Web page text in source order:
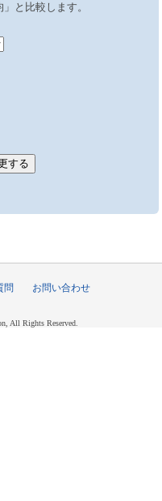
と比較します。
問 お問い合わせ
All Rights Reserved.